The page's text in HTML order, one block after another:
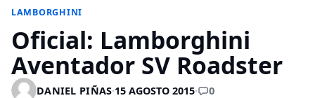
LAMBORGHINI
Oficial: Lamborghini
Aventador SV Roadster
DANIEL PIÑAS·15 AGOSTO 2015· 0